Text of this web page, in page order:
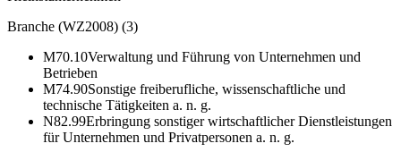
Branche (WZ2008) (3)
M70.10Verwaltung und Führung von Unternehmen und
Betrieben
M74.90Sonstige freiberufliche, wissenschaftliche und
technische Tätigkeiten a. n. g.
N82.99Erbringung sonstiger wirtschaftlicher Dienstleistungen
für Unternehmen und Privatpersonen a. n. g.